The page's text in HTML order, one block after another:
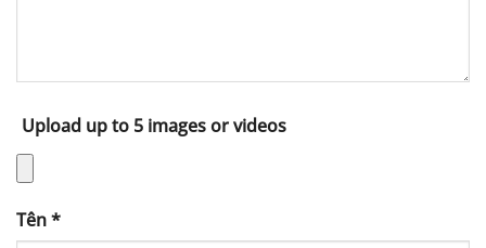
Upload up to 5 images or videos
Tên*